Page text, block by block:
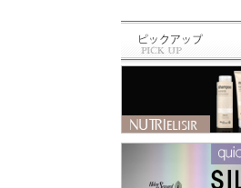
最近のお買い物⁡ ⁡🆕
商品✨⁡⁡ トリミング
の先生に⁡ ⁡お教え頂
いた⁡ ⁡シャンプー＆
スリッカー⁡ ⁡シャン
プーは⁡ ⁡@labnat_ja
pan さん😊⁡ ⁡スリッ
カーは⁡ ⁡@beards.ll
c さん😊⁡ ⁡シャンプ
ーは、オーガニッ